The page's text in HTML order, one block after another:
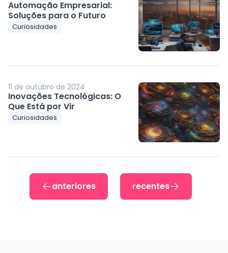
Automação Empresarial:
Soluções para o Futuro
Curiosidades
11 de outubro de 2024
Inovações Tecnológicas: O
Que Está por Vir
Curiosidades
anteriores recentes